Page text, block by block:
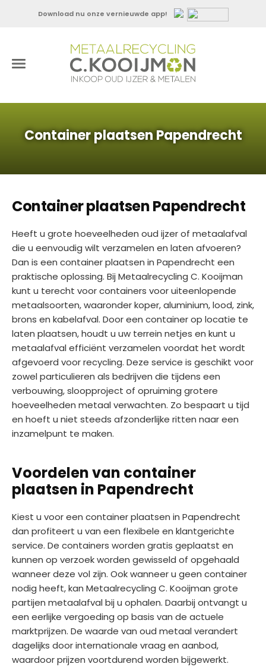
Download nu onze vernieuwde app!
Container plaatsen Papendrecht
Container plaatsen Papendrecht
Heeft u grote hoeveelheden oud ijzer of metaalafval
die u eenvoudig wilt verzamelen en laten afvoeren?
Dan is een container plaatsen in Papendrecht een
praktische oplossing. Bij Metaalrecycling C. Kooijman
kunt u terecht voor containers voor uiteenlopende
metaalsoorten, waaronder koper, aluminium, lood, zink,
brons en kabelafval. Door een container op locatie te
laten plaatsen, houdt u uw terrein netjes en kunt u
metaalafval efficiënt verzamelen voordat het wordt
afgevoerd voor recycling. Deze service is geschikt voor
zowel particulieren als bedrijven die tijdens een
verbouwing, sloopproject of opruiming grotere
hoeveelheden metaal verwachten. Zo bespaart u tijd
en hoeft u niet steeds afzonderlijke ritten naar een
inzamelpunt te maken.
Voordelen van container
plaatsen in Papendrecht
Kiest u voor een container plaatsen in Papendrecht
dan profiteert u van een flexibele en klantgerichte
service. De containers worden gratis geplaatst en
kunnen op verzoek worden gewisseld of opgehaald
wanneer deze vol zijn. Ook wanneer u geen container
nodig heeft, kan Metaalrecycling C. Kooijman grote
partijen metaalafval bij u ophalen. Daarbij ontvangt u
een eerlijke vergoeding op basis van de actuele
marktprijzen. De waarde van oud metaal verandert
dagelijks door internationale vraag en aanbod,
waardoor prijzen voortdurend worden bijgewerkt.